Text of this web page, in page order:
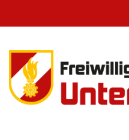
Einsätze
News